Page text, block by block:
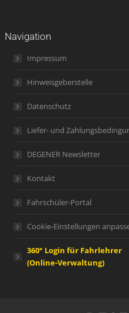
Navigation
Impressum
Hinweisgeberstelle
Datenschutz
Liefer- und
DEGENER Newsletter
Kontakt
Fahrschüler-Portal
Cookie-Einstellungen
360° Login für Fahrlehrer
(Online-Verwaltung)